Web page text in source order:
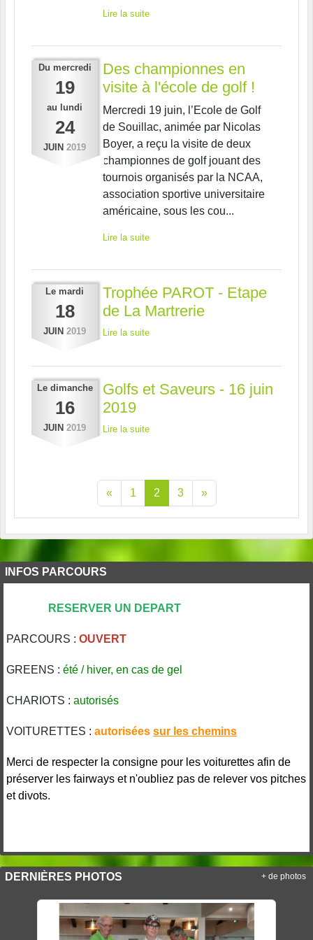
Lire la suite
Du mercredi
19
au lundi
24
JUIN 2019
Des championnes en
visite à l'école de golf !
Mercredi 19 juin, l’Ecole de Golf
de Souillac, animée par Nicolas
Boyer, a reçu la visite de deux
championnes de golf jouant des
tournois organisés par la NCAA,
association sportive universitaire
américaine, sous les cou...
Lire la suite
Le mardi
18
JUIN 2019
Trophée PAROT - Etape
de La Martrerie
Lire la suite
Le dimanche
16
JUIN 2019
Golfs et Saveurs - 16 juin
2019
Lire la suite
« 1 2 3 »
INFOS PARCOURS
RESERVER UN DEPART
PARCOURS : OUVERT
GREENS : été / hiver, en cas de gel
CHARIOTS : autorisés
VOITURETTES : autorisées sur les chemins
Merci de respecter la consigne pour les voiturettes afin de
préserver les fairways et n'oubliez pas de relever vos pitches
et divots.
DERNIÈRES PHOTOS + de photos